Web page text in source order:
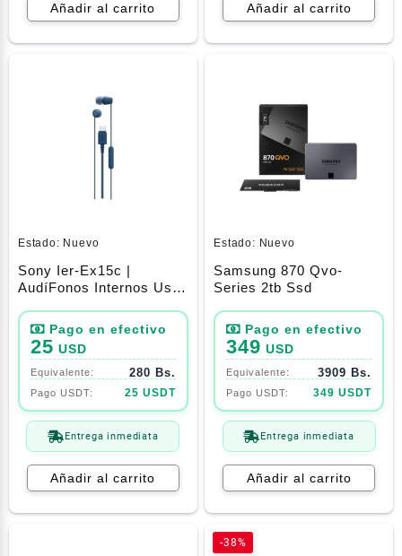
Añadir al carrito Añadir al carrito
Estado: Nuevo
Sony Ier-Ex15c |
AudíFonos Internos Usb-
25 USD
280 Bs.
25 USDT
Entrega inmediata
Añadir al carrito
Estado: Nuevo
Samsung 870 Qvo-
Series 2tb Ssd
349 USD
3909 Bs.
349 USDT
Entrega inmediata
Añadir al carrito
-38%